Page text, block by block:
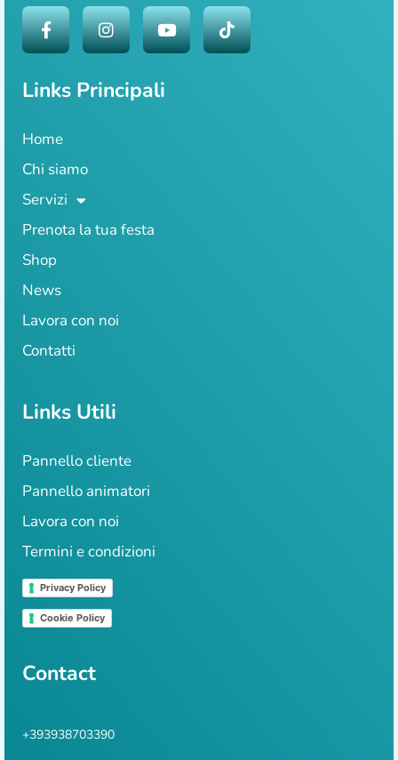
Links Principali
Home
Chi siamo
Servizi
Prenota la tua festa
Shop
News
Lavora con noi
Contatti
Links Utili
Pannello cliente
Pannello animatori
Lavora con noi
Termini e condizioni
Privacy Policy
Cookie Policy
Contact
+393938703390